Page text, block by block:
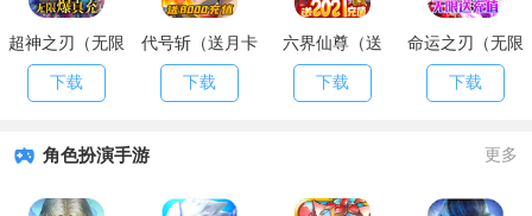
超神之刃（无限
爆真充）
下载
代号斩（送月卡
送8000）
下载
六界仙尊（送
2021充值）
下载
命运之刃（无限
送充值）
下载
角色扮演手游 更多